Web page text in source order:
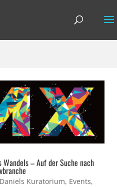
Wandels – Auf der Suche nach
Daniels Kuratorium, Events,